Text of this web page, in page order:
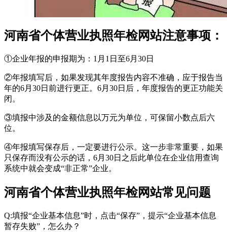
河南省个体营业执照年检网站注意事项：
①企业年报的申报期为：1月1日至6月30日
②年报填写后，如果发现其年度报告内容不准确，应于报告当
年的6月30日前进行更正。6月30日后，年度报告的更正功能关
闭。
③填报中涉及的金额信息以万元为单位，可保留小数点后六
位。
④年报填写保存后，一定要进行公示。这一步非常重要，如果
只保存而没有公示的话，6月30日之后此单位在企业信用查询
系统中就会变成“非正常”企业。
河南省个体营业执照年检网站常见问题
Q:填报“企业基本信息”时，点击“保存”，提示“企业基本信息
暂存失败”，怎么办？